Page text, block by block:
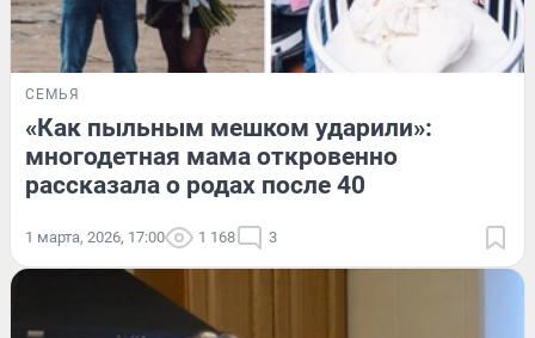
СЕМЬЯ
«Как пыльным мешком ударили»:
многодетная мама откровенно
рассказала о родах после 40
1 марта, 2026, 17:00 1 168 3